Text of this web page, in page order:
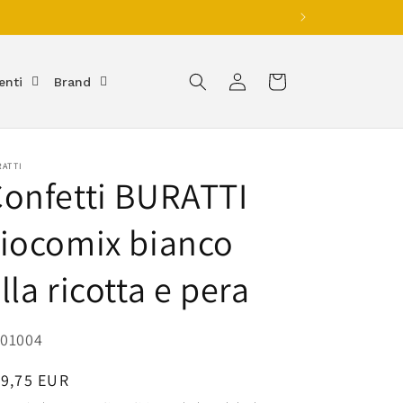
Brand Accedi Carrello
BURATTI
bianco
ricotta e pera
EUR